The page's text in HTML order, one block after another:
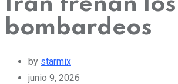
bombardeos
by starmix
junio 9, 2026